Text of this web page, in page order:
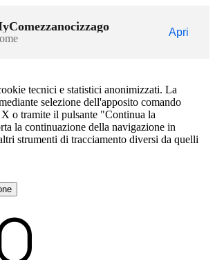
Apri
tecnici e statistici anonimizzati. La
selezione dell'apposito comando
o tramite il pulsante "Continua la
la continuazione della navigazione in
strumenti di tracciamento diversi da quelli